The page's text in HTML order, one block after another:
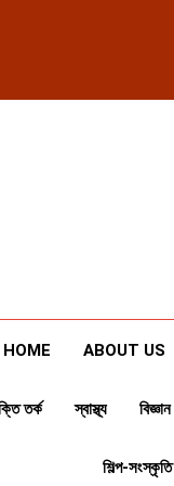
HOME ABOUT US
তর্ক স্বাস্থ্য বিজ্ঞান
শিল্প-সংস্কৃতি